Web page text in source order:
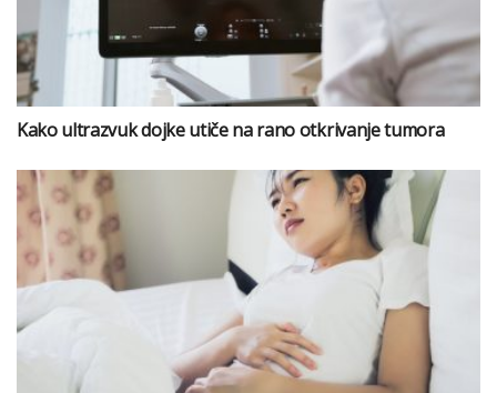
Kako ultrazvuk dojke utiče na rano otkrivanje tumora